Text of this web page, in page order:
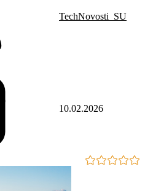
TechNovosti_SU
10.02.2026